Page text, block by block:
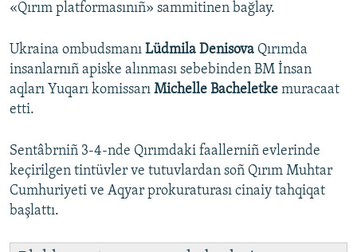
«Qırım platformasınıñ» sammitinen bağlay.
Ukraina ombudsmanı Lüdmila Denisova Qırımda
insanlarnıñ apiske alınması sebebinden BM İnsan
aqları Yuqarı komissarı Michelle Bacheletke muracaat
etti.
Sentâbrniñ 3-4-nde Qırımdaki faallerniñ evlerinde
keçirilgen tintüvler ve tutuvlardan soñ Qırım Muhtar
Cumhuriyeti ve Aqyar prokuraturası cinaiy tahqiqat
başlattı.